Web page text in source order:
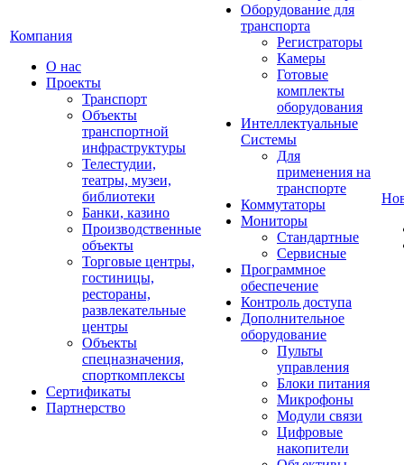
Компания
О нас
Проекты
Транспорт
Объекты
транспортной
инфраструктуры
Телестудии,
театры, музеи,
библиотеки
Банки, казино
Производственные
объекты
Торговые центры,
гостиницы,
рестораны,
развлекательные
центры
Объекты
спецназначения,
спорткомплексы
Сертификаты
Партнерство
Оборудование для
транспорта
Регистраторы
Камеры
Готовые
комплекты
оборудования
Интеллектуальные
Системы
Для
применения на
транспорте
Коммутаторы
Мониторы
Стандартные
Сервисные
Программное
обеспечение
Контроль доступа
Дополнительное
оборудование
Пульты
управления
Блоки питания
Микрофоны
Модули связи
Цифровые
накопители